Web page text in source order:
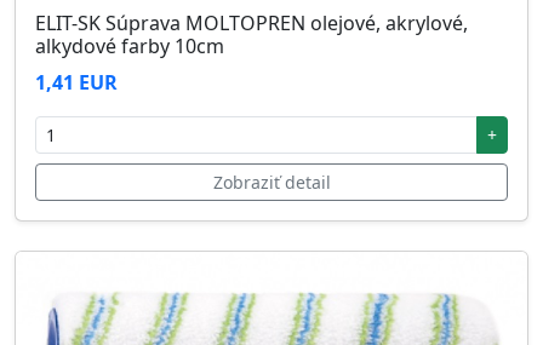
ELIT-SK Súprava MOLTOPREN olejové, akrylové,
alkydové farby 10cm
1,41 EUR
+
Zobraziť detail